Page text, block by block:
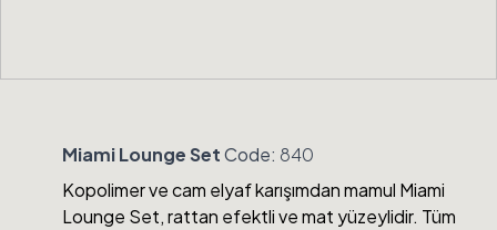
Miami Lounge SetCode: 840
Kopolimer ve cam elyaf karışımdan mamul Miami
Lounge Set, rattan efektli ve mat yüzeylidir. Tüm